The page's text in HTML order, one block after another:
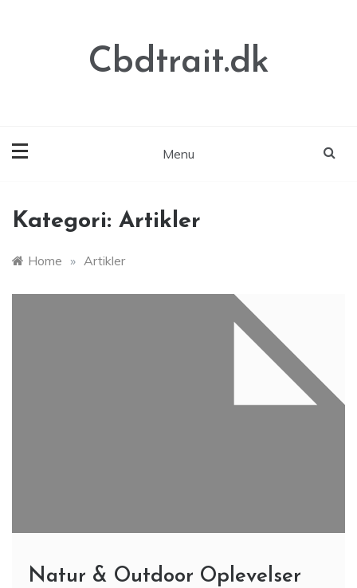
Cbdtrait.dk
Menu
Kategori: Artikler
Home » Artikler
Natur & Outdoor Oplevelser